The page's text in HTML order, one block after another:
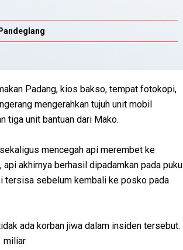
Padang, kios bakso, tempat fotokopi,
mengerahkan tujuh unit mobil
tiga unit bantuan dari Mako.
mencegah api merembet ke
akhirnya berhasil dipadamkan pada pukul
tersisa sebelum kembali ke posko pada
ada korban jiwa dalam insiden tersebut.
miliar.